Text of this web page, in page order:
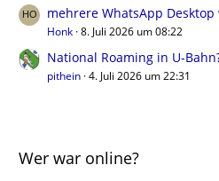
mehrere WhatsApp
Honk 8. Juli 2026 um 08:22
National Roaming in U-
pithein 4. Juli 2026 um 22:31
Wer war online?